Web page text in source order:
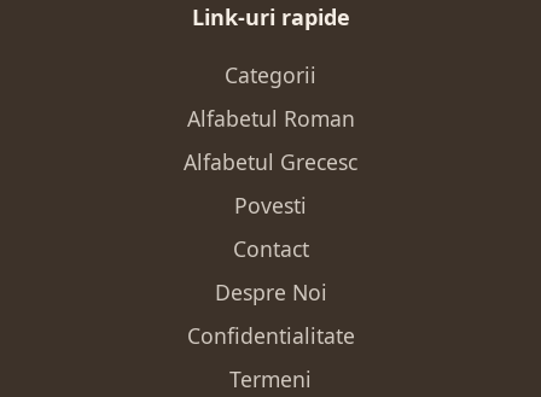
Link-uri rapide
Categorii
Alfabetul Roman
Alfabetul Grecesc
Povesti
Contact
Despre Noi
Confidentialitate
Termeni